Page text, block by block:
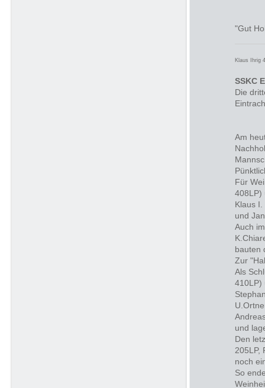
"Gut
Klaus Ihrig
SSKC
Die
Am
Für
408LP)
Klaus
und
Auch
bauten
Zur
Als
410LP)
und
Den
205LP,
noch
So